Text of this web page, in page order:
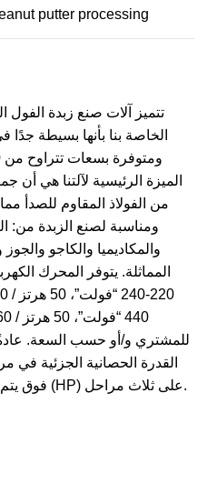
putter processing
تتميز آلات صنع زبدة الفول
الميزة الرئيسية لآلتنا هي أن
من الفولاذ المقاوم للصدأ
ومناسبة لصنع الزبدة من:
والمكاديميا والكاجو
المماثلة. يتوفر المحرك
للمشتري و/أو حسب السعة.
فوق يتم توفير محركات بقوة حصانين (HP) على ثلاث مراحل.